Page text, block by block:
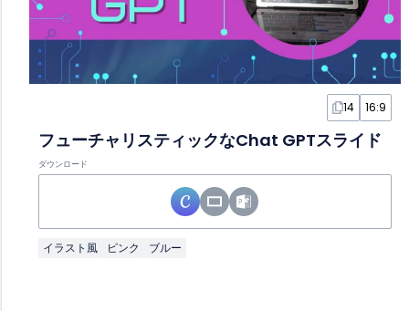
14 16:9
フューチャリスティックなChat GPTスライド
ダウンロード
イラスト風 ピンク ブルー